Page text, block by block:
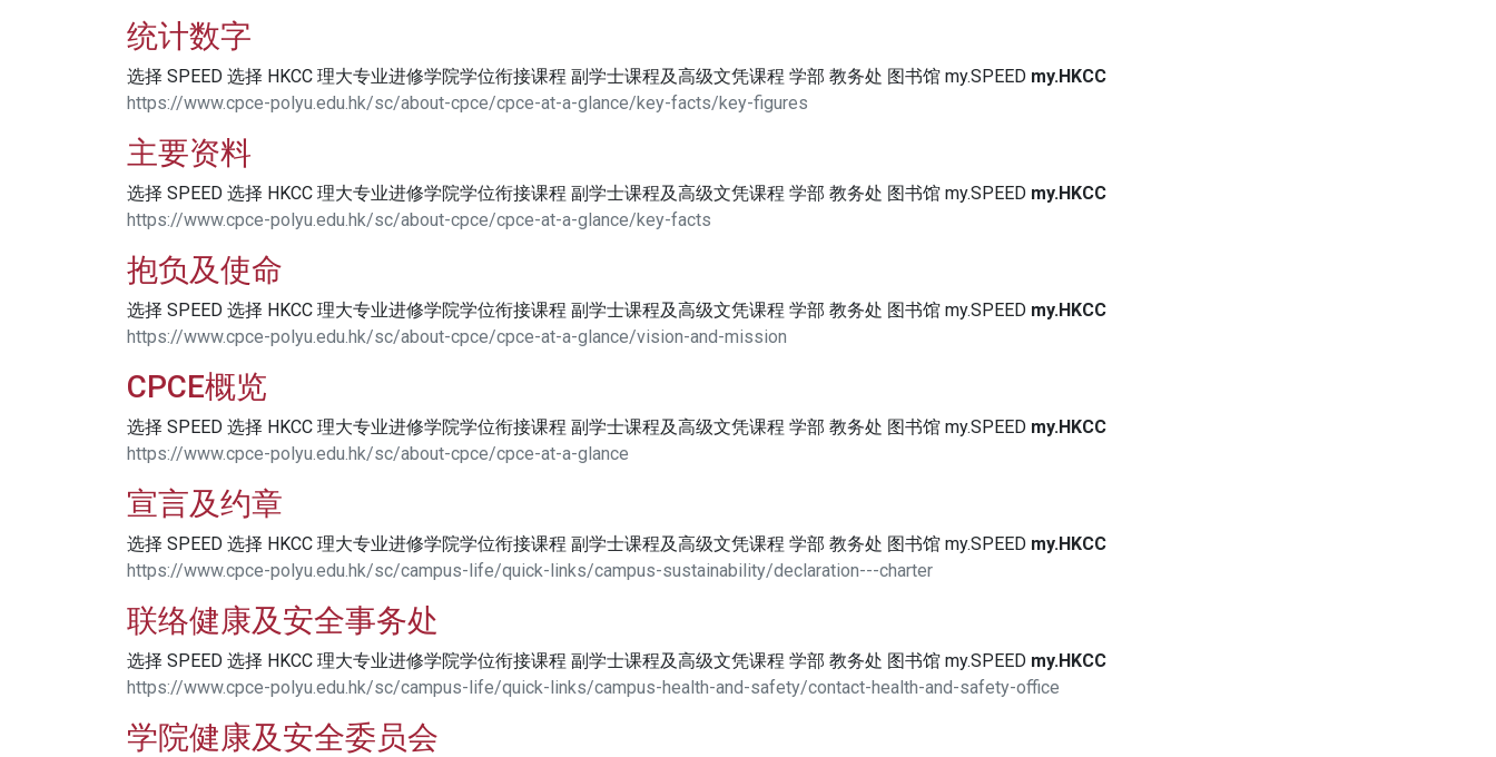
统计数字
选择 SPEED 选择 HKCC 理大专业进修学院学位衔接课程 副学士课程及高级文凭课程 学部 教务处 图书馆 my.SPEED my.HKCC
https://www.cpce-polyu.edu.hk/sc/about-cpce/cpce-at-a-glance/key-facts/key-figures
主要资料
选择 SPEED 选择 HKCC 理大专业进修学院学位衔接课程 副学士课程及高级文凭课程 学部 教务处 图书馆 my.SPEED my.HKCC
https://www.cpce-polyu.edu.hk/sc/about-cpce/cpce-at-a-glance/key-facts
抱负及使命
选择 SPEED 选择 HKCC 理大专业进修学院学位衔接课程 副学士课程及高级文凭课程 学部 教务处 图书馆 my.SPEED my.HKCC
https://www.cpce-polyu.edu.hk/sc/about-cpce/cpce-at-a-glance/vision-and-mission
CPCE概览
选择 SPEED 选择 HKCC 理大专业进修学院学位衔接课程 副学士课程及高级文凭课程 学部 教务处 图书馆 my.SPEED my.HKCC
https://www.cpce-polyu.edu.hk/sc/about-cpce/cpce-at-a-glance
宣言及约章
选择 SPEED 选择 HKCC 理大专业进修学院学位衔接课程 副学士课程及高级文凭课程 学部 教务处 图书馆 my.SPEED my.HKCC
https://www.cpce-polyu.edu.hk/sc/campus-life/quick-links/campus-sustainability/declaration---charter
联络健康及安全事务处
选择 SPEED 选择 HKCC 理大专业进修学院学位衔接课程 副学士课程及高级文凭课程 学部 教务处 图书馆 my.SPEED my.HKCC
https://www.cpce-polyu.edu.hk/sc/campus-life/quick-links/campus-health-and-safety/contact-health-and-safety-office
学院健康及安全委员会